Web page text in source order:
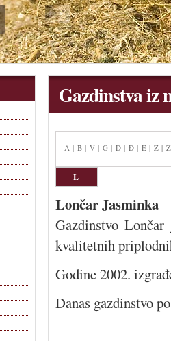
Gazdinstva iz
A | B | V | G | D | Đ | E | Ž | Z
L
Lončar Jasminka
Gazdinstvo
kvalitetnih
Godine 2002.
Danas gazdinstvo